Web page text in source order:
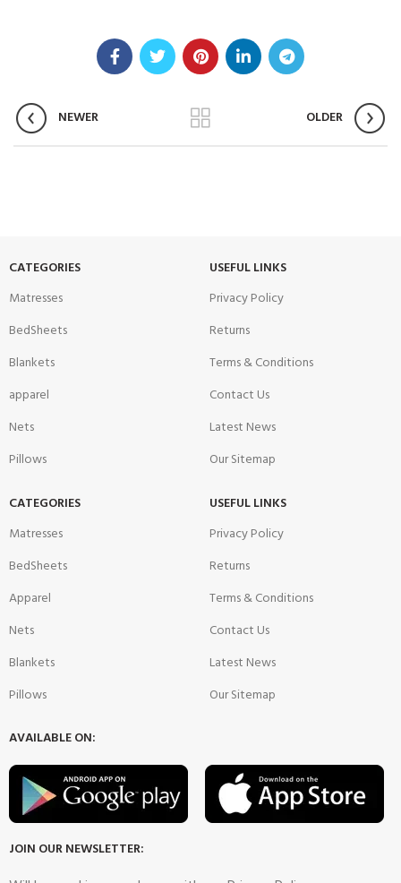
NEWER OLDER
CATEGORIES
Matresses
BedSheets
Blankets
apparel
Nets
Pillows
USEFUL LINKS
Privacy Policy
Returns
Terms & Conditions
Contact Us
Latest News
Our Sitemap
CATEGORIES
Matresses
BedSheets
Apparel
Nets
Blankets
Pillows
USEFUL LINKS
Privacy Policy
Returns
Terms & Conditions
Contact Us
Latest News
Our Sitemap
AVAILABLE ON:
JOIN OUR NEWSLETTER: